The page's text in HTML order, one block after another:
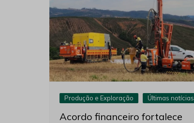
Produção e Exploração Últimas notícias
Acordo financeiro fortalece